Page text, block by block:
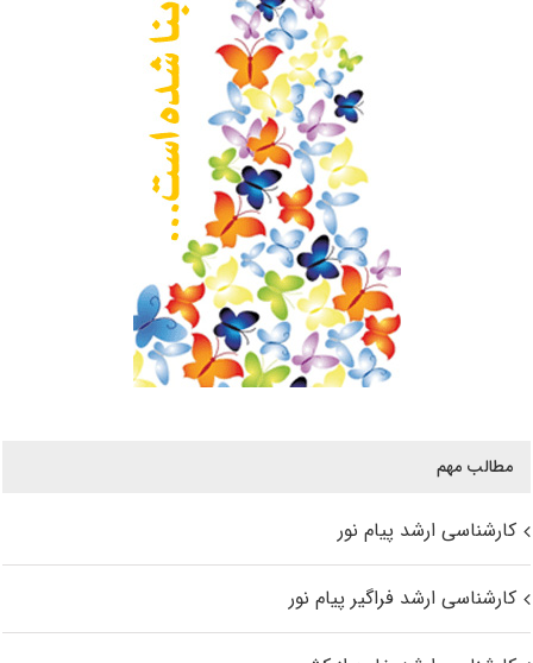
مطالب مهم
کارشناسی ارشد پیام نور
کارشناسی ارشد فراگیر پیام نور